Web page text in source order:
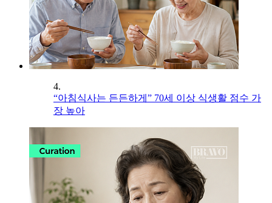
4.
“아침식사는 든든하게” 70세 이상 식생활 점수 가
장 높아